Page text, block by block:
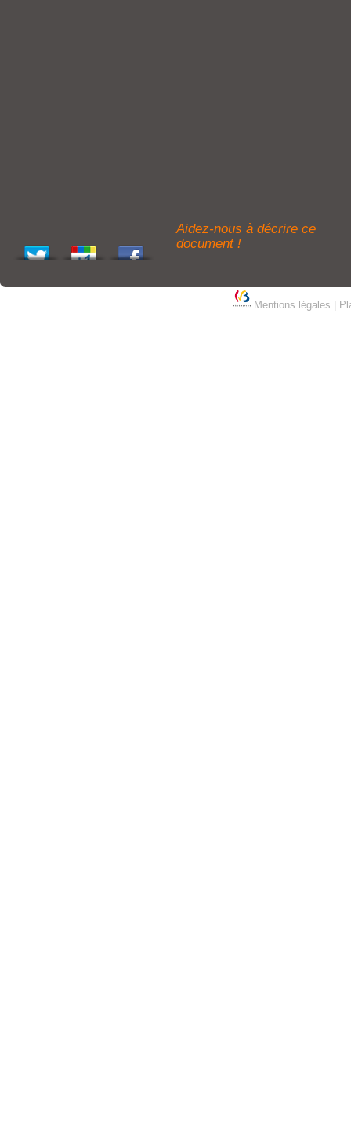
Aidez-nous à décrire ce
document !
Mentions légales